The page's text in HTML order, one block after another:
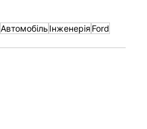
Автомобіль Інженерія Ford